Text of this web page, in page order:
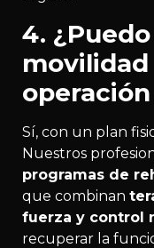
4.
Sí, con un plan
Nuestros
programas de
que combinan
fuerza y control
recuperar la